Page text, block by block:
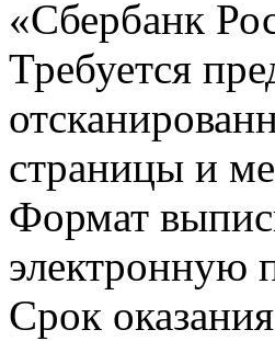
«Сбербанк
Требуется
страницы и
Формат
электронную
Срок